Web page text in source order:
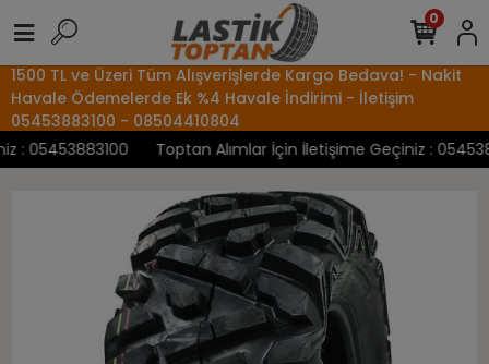
1500 TL ve Üzeri Tüm Alışverişlerde Kargo Bedava! - Nakit
Havale Ödemelerde Ek %4 Havale İndirimi - İletişim
05453883100 - 08504410804
05453883100
Toptan Alımlar İçin İletişime Geçiniz :
0